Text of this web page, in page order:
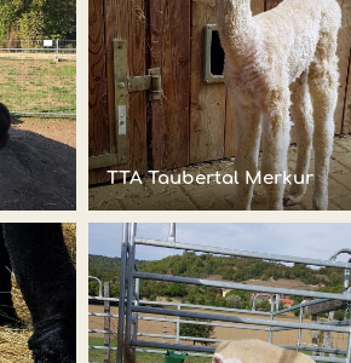
TTA Taubertal Merkur